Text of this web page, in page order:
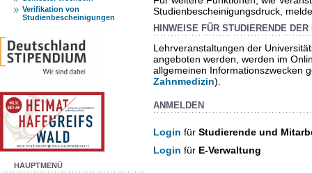
Verifikation von
Studienbescheinigungen
HAUPTMENÜ
Studienbescheinigungsdruck,
HINWEISE FÜR STUDIERENDE DER
Lehrveranstaltungen der
angeboten werden, werden im
allgemeinen Informationszwecken
Zahnmedizin).
ANMELDEN
Login für Studierende und
Login für E-Verwaltung